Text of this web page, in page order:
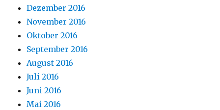
Dezember 2016
November 2016
Oktober 2016
September 2016
August 2016
Juli 2016
Juni 2016
Mai 2016